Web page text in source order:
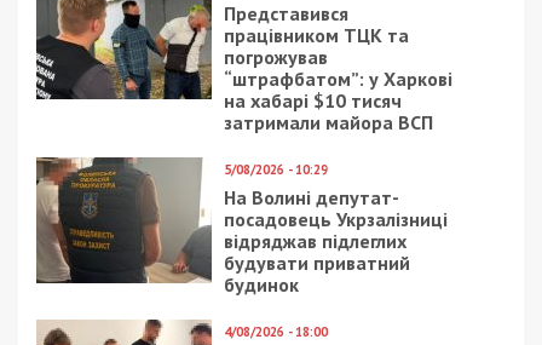
Представився
працівником ТЦК та
погрожував
“штрафбатом”: у Харкові
на хабарі $10 тисяч
затримали майора ВСП
5/08/2026 - 10:29
На Волині депутат-
посадовець Укрзалізниці
відряджав підлеглих
будувати приватний
будинок
4/08/2026 - 18:00